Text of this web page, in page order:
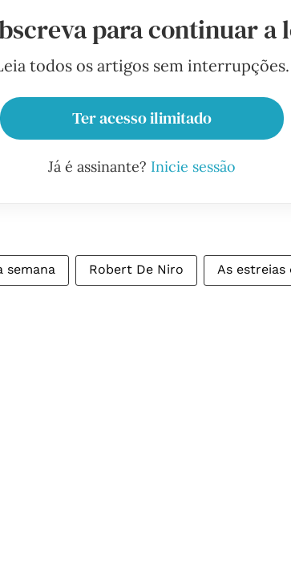
para continuar a
todos os artigos sem interrupções.
Ter acesso ilimitado
Já é assinante? Inicie sessão
semana Robert De Niro As estreias